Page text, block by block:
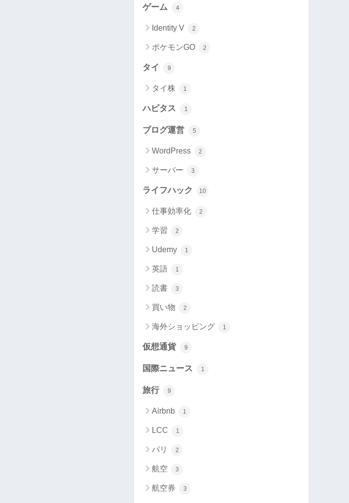
ゲーム 4
Identity V 2
ポケモンGO 2
タイ 9
タイ株 1
ハピタス 1
ブログ運営 5
WordPress 2
サーバー 3
ライフハック 10
仕事効率化 2
学習 2
Udemy 1
英語 1
読書 3
買い物 2
海外ショッピング 1
仮想通貨 9
国際ニュース 1
旅行 9
Airbnb 1
LCC 1
パリ 2
航空 3
航空券 3